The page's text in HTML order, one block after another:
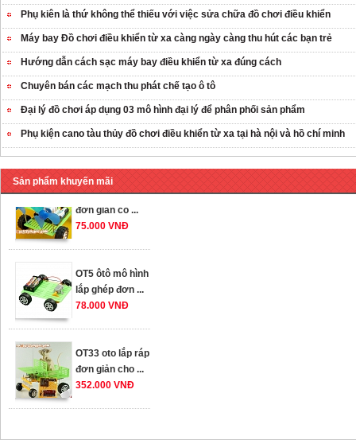
Phụ kiên là thứ không thể thiếu với việc sửa chữa đồ chơi điều khiển
Máy bay Đồ chơi điều khiển từ xa càng ngày càng thu hút các bạn trẻ
Hướng dẫn cách sạc máy bay điều khiển từ xa đúng cách
Chuyên bán các mạch thu phát chế tạo ô tô
Đại lý đồ chơi áp dụng 03 mô hình đại lý để phân phối sản phẩm
Phụ kiện cano tàu thủy đồ chơi điều khiển từ xa tại hà nội và hồ chí minh
Sản phẩm khuyến mãi
OT35 robot lắp
ráp nhấc chân di
...
259.000 VNĐ
đơn giản có ...
75.000 VNĐ
78.000 VNĐ
352.000 VNĐ